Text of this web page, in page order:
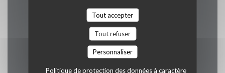
Tout accepter
Tout refuser
Personnaliser
Politique de protection des données à caractère
Lun-Dim
07h30 - 02h00